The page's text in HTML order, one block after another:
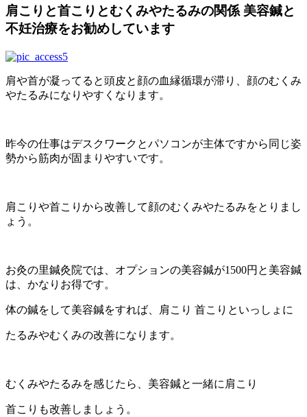
肩こりと首こりとむくみやたるみの関係 美容鍼と
不妊治療をお勧めしています
肩や首が凝ってると頭皮と顔の血縁循環が滞り、顔のむくみ
やたるみになりやすくなります。
昨今の仕事はデスクワークとパソコンが主体ですから同じ姿
勢から筋肉が固まりやすいです。
肩こりや首こりから改善して顔のむくみやたるみをとりまし
ょう。
お灸の里鍼灸院では、オプションの美容鍼が1500円と美容鍼
は、かなりお得です。
体の鍼をして美容鍼をすれば、肩こり 首こりといっしょに
たるみやむくみの改善になります。
むくみやたるみを感じたら、美容鍼と一緒に肩こり
首こりも改善しましょう。